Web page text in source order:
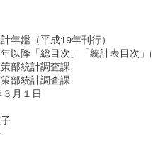
年鑑（平成19年刊行）
次」「統計表目次」
部統計調査課
策部統計調査課
３月１日
恵子
西允子